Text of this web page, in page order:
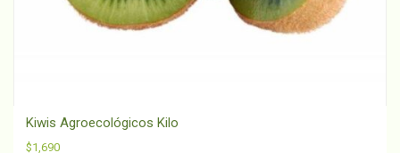
Kiwis Agroecológicos Kilo
$1,690